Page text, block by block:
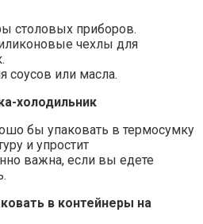
столовых приборов.
чехлы для
соусов или масла.
холодильник
бы упаковать в термосумку
и упростит
важна, если вы едете
в контейнеры на